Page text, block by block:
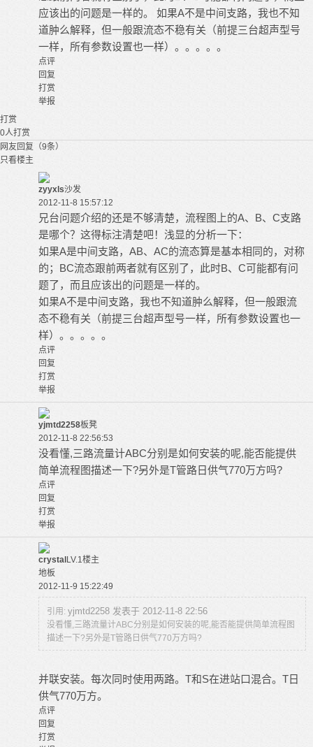
应该出的问题是一样的。 如果A不是中间支路，我也不知
道肿么解释，但一般跟流态不稳有关（前提三台超声型号
一样，所有参数设置也一样）。。。。。
点评
回复
打赏
举报
打赏
0人打赏
网友回复（9条）
只看楼主
zyyxls沙发
2012-11-8 15:57:12
兄台问题介绍的还是不够清楚，流程图上的A、B、C支路
是哪个？这得标注清楚吧！浅显的分析一下：
如果A是中间支路，AB、AC的流态算是基本相同的，对称
的；BC流态跟前两者就有区别了，此时B、C可能都有问
题了，而且应该出的问题是一样的。
如果A不是中间支路，我也不知道肿么解释，但一般跟流
态不稳有关（前提三台超声型号一样，所有参数设置也一
样）。。。。。
点评
回复
打赏
举报
yjmtd2258板凳
2012-11-8 22:56:53
没看懂,三路流量计ABC分别是如何安装的呢,能否能提供
简单流程图描述一下?另外是T管路日供气770万方吗?
点评
回复
打赏
举报
crystal LV.1楼主
地板
2012-11-9 15:22:49
引用: yjmtd2258 发表于 2012-11-8 22:56
没看懂,三路流量计ABC分别是如何安装的呢,能否能提供简单流程图
描述一下?另外是T管路日供气770万方吗?
并联安装。每次同时使用两路。T和S在进站口混合。T日
供气770万方。
点评
回复
打赏